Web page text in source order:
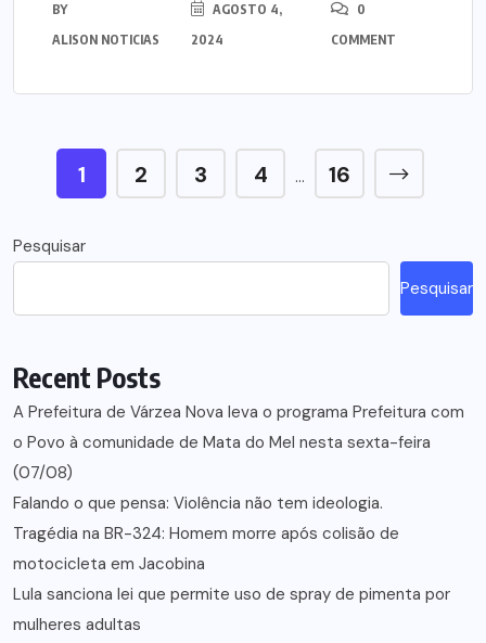
BY
ALISON NOTICIAS
AGOSTO 4,
2024
0
COMMENT
1 2 3 4 … 16
Pesquisar
Pesquisar
Recent Posts
A Prefeitura de Várzea Nova leva o programa Prefeitura com
o Povo à comunidade de Mata do Mel nesta sexta-feira
(07/08)
Falando o que pensa: Violência não tem ideologia.
Tragédia na BR-324: Homem morre após colisão de
motocicleta em Jacobina
Lula sanciona lei que permite uso de spray de pimenta por
mulheres adultas